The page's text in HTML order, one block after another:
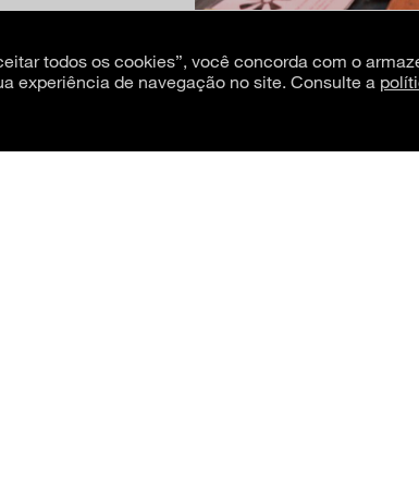
São Paulo
todos os cookies”, você concorda com o
experiência de navegação no site. Consulte a